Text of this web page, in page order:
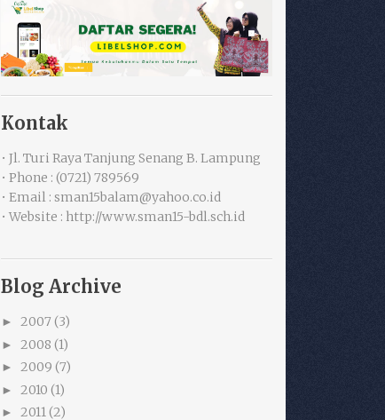
Kontak
• Jl. Turi Raya Tanjung Senang B. Lampung
• Phone : (0721) 789569
• Email : sman15balam@yahoo.co.id
• Website : http://www.sman15-bdl.sch.id
Blog Archive
► 2007 (3)
► 2008 (1)
► 2009 (7)
► 2010 (1)
► 2011(2)